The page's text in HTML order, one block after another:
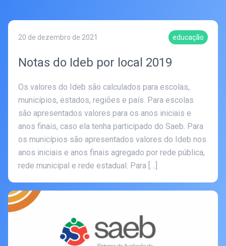
20 de dezembro de 2021 educação
Notas do Ideb por local 2019
Os valores do Ideb são calculados para escolas,
municípios, estados, regiões e país. Para escolas
são apresentados valores para os anos iniciais e
anos finais, caso ela tenha participado do Saeb. Para
os municípios são apresentados valores do Ideb nos
anos iniciais e anos finais agregado por rede pública,
rede municipal e rede estadual. Para […]